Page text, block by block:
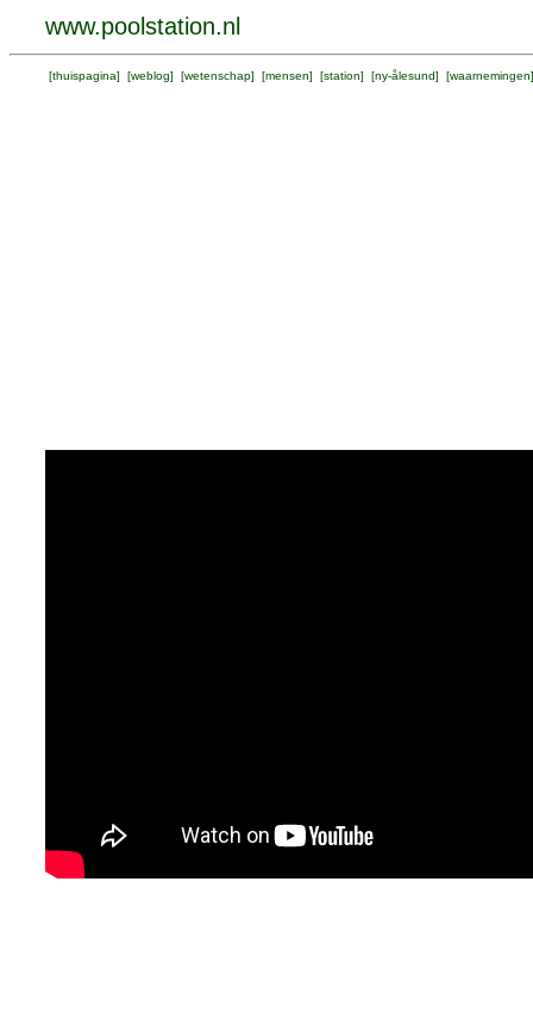
www.poolstation.nl
[thuispagina] [weblog] [wetenschap] [mensen] [station] [ny-ålesund] [waarnemingen